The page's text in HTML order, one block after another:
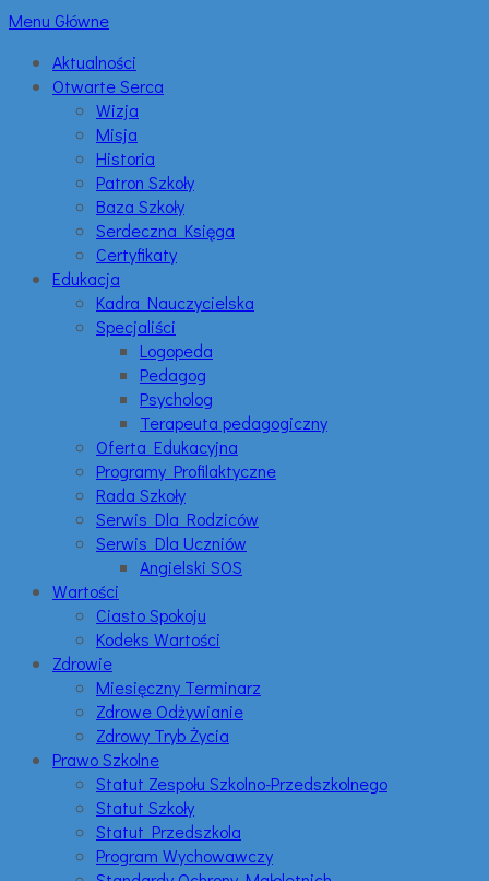
Menu Główne
Aktualności
Otwarte Serca
Wizja
Misja
Historia
Patron Szkoły
Baza Szkoły
Serdeczna Księga
Certyfikaty
Edukacja
Kadra Nauczycielska
Specjaliści
Logopeda
Pedagog
Psycholog
Terapeuta pedagogiczny
Oferta Edukacyjna
Programy Profilaktyczne
Rada Szkoły
Serwis Dla Rodziców
Serwis Dla Uczniów
Angielski SOS
Wartości
Ciasto Spokoju
Kodeks Wartości
Zdrowie
Miesięczny Terminarz
Zdrowe Odżywianie
Zdrowy Tryb Życia
Prawo Szkolne
Statut Zespołu Szkolno-Przedszkolnego
Statut Szkoły
Statut Przedszkola
Program Wychowawczy